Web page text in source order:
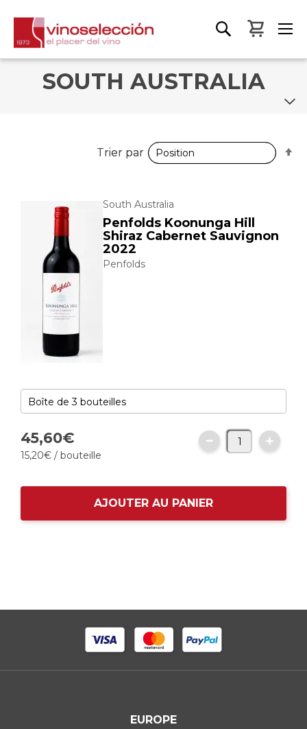
Mon
SOUTH AUSTRALIA
South Australia
Penfolds Koonunga Hill
Shiraz Cabernet Sauvignon
2022
Penfolds
45,60€
15,20€ / bouteille
AJOUTER AU PANIER
Trier par
Trier par
EUROPE